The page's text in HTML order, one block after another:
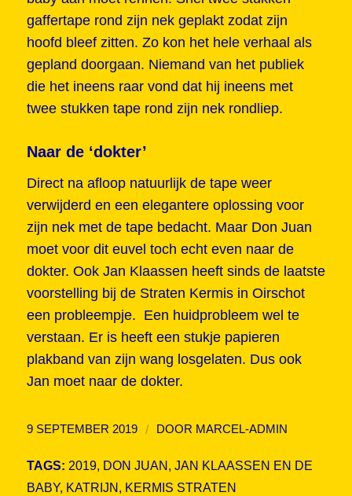
gaffertape rond zijn nek geplakt zodat zijn
hoofd bleef zitten. Zo kon het hele verhaal als
gepland doorgaan. Niemand van het publiek
die het ineens raar vond dat hij ineens met
twee stukken tape rond zijn nek rondliep.
Naar de ‘dokter’
Direct na afloop natuurlijk de tape weer
verwijderd en een elegantere oplossing voor
zijn nek met de tape bedacht. Maar Don Juan
moet voor dit euvel toch echt even naar de
dokter. Ook Jan Klaassen heeft sinds de laatste
voorstelling bij de Straten Kermis in Oirschot
een probleempje. Een huidprobleem wel te
verstaan. Er is heeft een stukje papieren
plakband van zijn wang losgelaten. Dus ook
Jan moet naar de dokter.
9 SEPTEMBER 2019 / DOOR MARCEL-ADMIN
TAGS: 2019, DON JUAN, JAN KLAASSEN EN DE
BABY, KATRIJN, KERMIS STRATEN